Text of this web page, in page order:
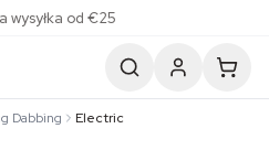
wysyłka od €25
Dabbing Electric